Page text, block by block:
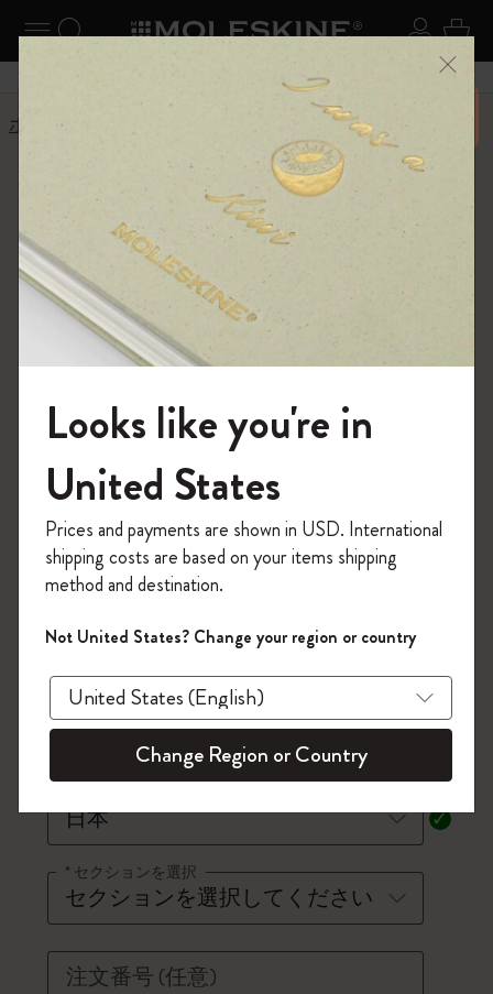
ナビゲーションの切替 ログ
検索 (キーワードなど) カ
6,500円以上のご購入で送料無料 メニ
ーを閉じる
ホーム
お問い合わせ
電話でのお問い合わせ
お急ぎの場合は、お電話にてご連絡くださ
い。
電話番号:0120-287-240
軽にお問い合わせください。以下の方法でご
連絡いただけます。
*名
*姓
電話番号(任意)
* セクションを選択
注文番号 (任意)
モレスキンの世界へようこそ
「WELCOME10」を入力すると、初回注
文が10%オフ＋送料無料になります。セ
ール・アウトレット品は適用外。
Moleskineアカウントを作成して限定オフ
ァーや会員特典、さらに多くのインスピ
レーションを手に入れましょう。
今すぐ会員登録 !
Looks like you're in
United States
Prices and payments are shown in USD. International
shipping costs are based on your items shipping
method and destination.
Not United States? Change your region or country
Change Region or Country